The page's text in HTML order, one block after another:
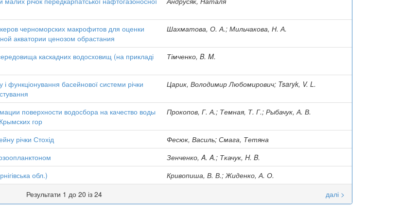
черноморских макрофитов для оценки
акватории ценозом обрастания
Шахматова, О. А.; Мильчакова, Н. А.
каскадних водосховищ (на прикладі
Тімченко, B. M.
функціонування басейнової системи річки
Царик, Володимир Любомирович; Tsaryk, V. L.
поверхности водосбора на качество воды
гор
Прокопов, Г. А.; Темная, Т. Г.; Рыбачук, А. В.
річки Стохід
Фесюк, Василь; Смага, Тетяна
Зенченко, A. A.; Ткачук, H. B.
обл.)
Кривопиша, В. В.; Жиденко, А. О.
Результати 1 до 20 із 24
далі >